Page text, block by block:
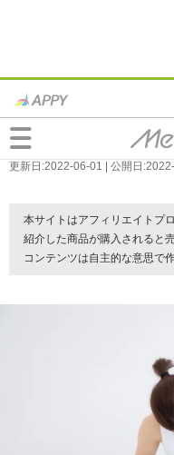
なぜ？「あぐら
因はなに？病院
更新日:2022-06-01 | 公開日
本サイトはアフィリエイトプ
紹介した商品が購入されると
コンテンツは自主的な意思で